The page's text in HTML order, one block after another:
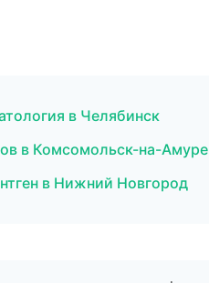
в Челябинск
в Комсомольск-на-Амуре
в Нижний Новгород